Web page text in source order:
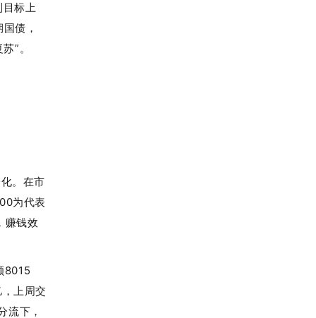
目标上
债，
”。
。在市
为代表
赚钱效
8015
上周交
流下，